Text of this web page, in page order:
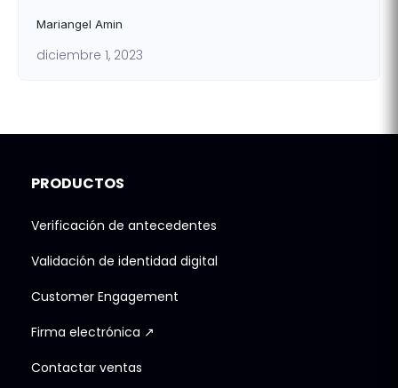
Mariangel Amin
diciembre 1, 2023
PRODUCTOS
Verificación de antecedentes
Validación de identidad digital
Customer Engagement
Firma electrónica ↗
Contactar ventas